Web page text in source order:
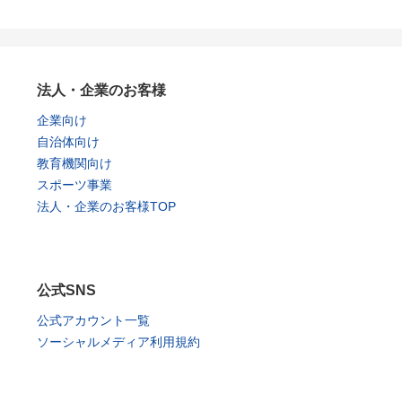
法人・企業のお客様
企業向け
自治体向け
教育機関向け
スポーツ事業
法人・企業のお客様TOP
公式SNS
公式アカウント一覧
ソーシャルメディア利用規約